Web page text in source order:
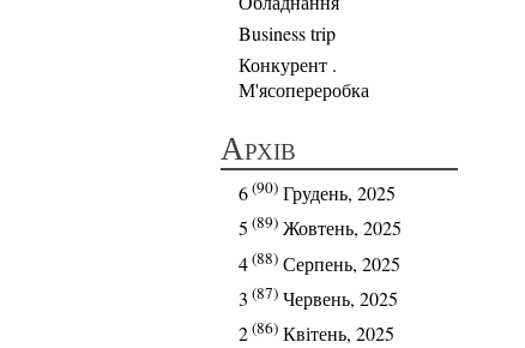
Business trip
Конкурент .
М'ясопереробка
Архів
6(90) Грудень, 2025
5 (89) Жовтень, 2025
4(88) Серпень, 2025
3 (87) Червень, 2025
2(86) Квітень, 2025